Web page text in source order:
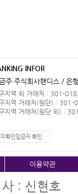
INFOR
주 주식회사핸디스 / 은
지역 외 거래처 : 301-
지역 거래처(원단) :
지역 거래처(원단 외) :
미확인입금자 확인
이용약관
사 : 신현호